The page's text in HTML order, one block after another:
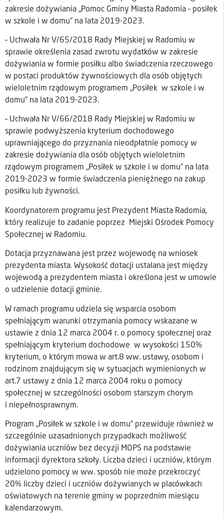
zakresie dożywiania „Pomoc Gminy Miasta Radomia – posiłek
w szkole i w domu” na lata 2019-2023.
– Uchwała Nr V/65/2018 Rady Miejskiej w Radomiu w
sprawie określenia zasad zwrotu wydatków w zakresie
dożywiania w formie posiłku albo świadczenia rzeczowego
w postaci produktów żywnościowych dla osób objętych
wieloletnim rządowym programem „Posiłek w szkole i w
domu” na lata 2019-2023.
– Uchwała Nr V/66/2018 Rady Miejskiej w Radomiu w
sprawie podwyższenia kryterium dochodowego
uprawniającego do przyznania nieodpłatnie pomocy w
zakresie dożywiania dla osób objętych wieloletnim
rządowym programem „Posiłek w szkole i w domu” na lata
2019-2023 w formie świadczenia pieniężnego na zakup
posiłku lub żywności.
Koordynatorem programu jest Prezydent Miasta Radomia,
który realizuje to zadanie poprzez Miejski Ośrodek Pomocy
Społecznej w Radomiu.
Dotacja przyznawana jest przez wojewodę na wniosek
prezydenta miasta. Wysokość dotacji ustalana jest między
wojewodą a prezydentem miasta i określona jest w umowie
o udzielenie dotacji gminie.
W ramach programu udziela się wsparcia osobom
spełniającym warunki otrzymania pomocy wskazane w
ustawie z dnia 12 marca 2004 r. o pomocy społecznej oraz
spełniającym kryterium dochodowe w wysokości 150%
kryterium, o którym mowa w art.8 ww. ustawy, osobom i
rodzinom znajdującym się w sytuacjach wymienionych w
art.7 ustawy z dnia 12 marca 2004 roku o pomocy
społecznej w szczególności osobom starszym chorym
i niepełnosprawnym.
Program „Posiłek w szkole i w domu” przewiduje również w
szczególnie uzasadnionych przypadkach możliwość
dożywiania uczniów bez decyzji MOPS na podstawie
informacji dyrektora szkoły. Liczba dzieci i uczniów, którym
udzielono pomocy w ww. sposób nie może przekroczyć
20% liczby dzieci i uczniów dożywianych w placówkach
oświatowych na terenie gminy w poprzednim miesiącu
kalendarzowym.